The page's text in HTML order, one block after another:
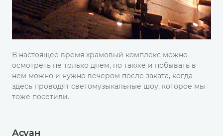
В настоящее время храмовый комплекс можно
осмотреть не только днем, но также и побывать в
нем можно и нужно вечером после заката, когда
здесь проводят светомузыкальные шоу, которое мы
тоже посетили.
Асуан